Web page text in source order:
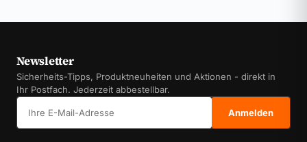
Newsletter
Sicherheits-Tipps, Produktneuheiten und Aktionen - direkt in
Ihr Postfach. Jederzeit abbestellbar.
Anmelden